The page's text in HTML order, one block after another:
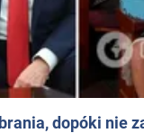
dopóki nie